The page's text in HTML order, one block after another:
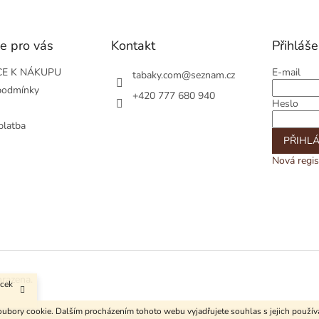
cookie. Dalším procházením tohoto webu vyjadřujete souhlas s jejich
pro vás
K NÁKUPU
Kontakt
tabaky.com@seznam.cz
+420 777 680 940
E-mail
Heslo
Nová